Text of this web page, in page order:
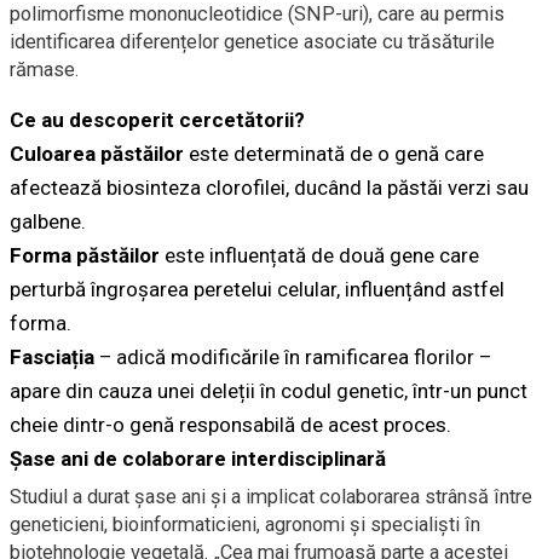
polimorfisme mononucleotidice (SNP-uri), care au permis
identificarea diferențelor genetice asociate cu trăsăturile
rămase.
Ce au descoperit cercetătorii?
Culoarea păstăilor este determinată de o genă care
afectează biosinteza clorofilei, ducând la păstăi verzi sau
galbene.
Forma păstăilor este influențată de două gene care
perturbă îngroșarea peretelui celular, influențând astfel
forma.
Fasciația – adică modificările în ramificarea florilor –
apare din cauza unei deleții în codul genetic, într-un punct
cheie dintr-o genă responsabilă de acest proces.
Șase ani de colaborare interdisciplinară
Studiul a durat șase ani și a implicat colaborarea strânsă între
geneticieni, bioinformaticieni, agronomi și specialiști în
biotehnologie vegetală. „Cea mai frumoasă parte a acestei